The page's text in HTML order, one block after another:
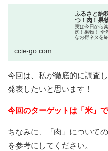
ふるさと納
つ！肉！果
実は今日から
肉！果物！ 全
なお得ネタを
ccie-go.com
今回は、私が徹底的に調査
発表したいと思います！
今回のターゲットは「米」で
ちなみに、「肉」について
を参考にしてください。